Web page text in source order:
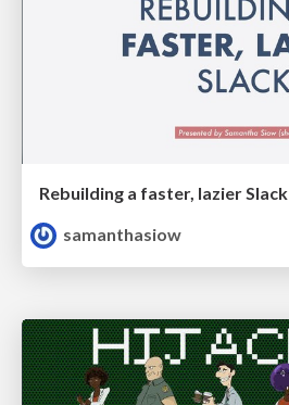
Rebuilding a faster, lazier Slack
samanthasiow